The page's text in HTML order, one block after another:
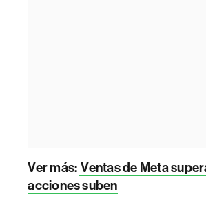
Ver más: Ventas de Meta
acciones suben